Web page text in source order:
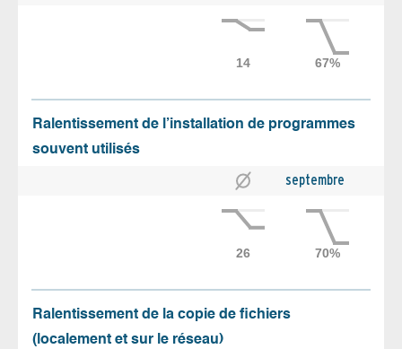
Ralentissement de l’installation de programmes
souvent utilisés
septembre
Ralentissement de la copie de fichiers
(localement et sur le réseau)